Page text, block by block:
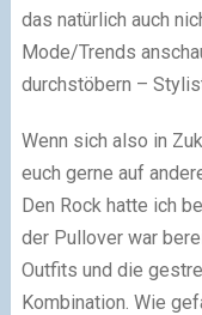
das natürlich auch
Mode/Trends
durchstöbern –
Wenn sich also in
euch gerne auf
Den Rock hatte ich
der Pullover war
Outfits und die
Kombination. Wie